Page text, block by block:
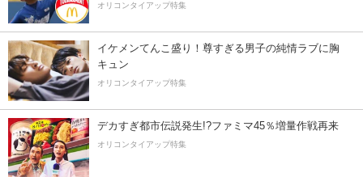
オリコンタイアップ特集
イケメンてんこ盛り！尊すぎる男子の純情ラブに胸
キュン
オリコンタイアップ特集
デカすぎ都市伝説発生!?ファミマ45％増量作戦再来
オリコンタイアップ特集